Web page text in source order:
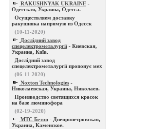
RAKUSHNYAK UKRAINE -
Одесская, Украина, Одесса.
Осуществляем доставку
ракушняка напрямую из Одесск
(10-11-2020)
Дослідний завод
спецелектрометалургії - Киевская,
Украина, Київ.
Дослідний завод
спецелектрометалургії пропонує мех
(06-11-2020)
Noxton Technologies -
Николаевская, Украина, Николаев.
Производство светящихся красок
на базе люминофора
(02-19-2020)
МТС Бетон - Днепропетровская,
Украина, Каменское.